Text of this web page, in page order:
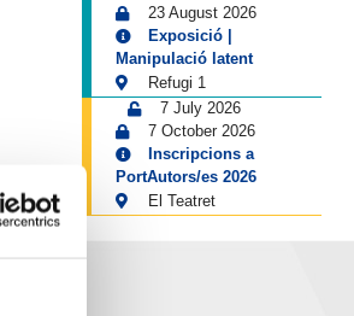
23 August 2026
Exposició |
Manipulació latent
Refugi 1
7 July 2026
7 October 2026
Inscripcions a
PortAutors/es 2026
El Teatret